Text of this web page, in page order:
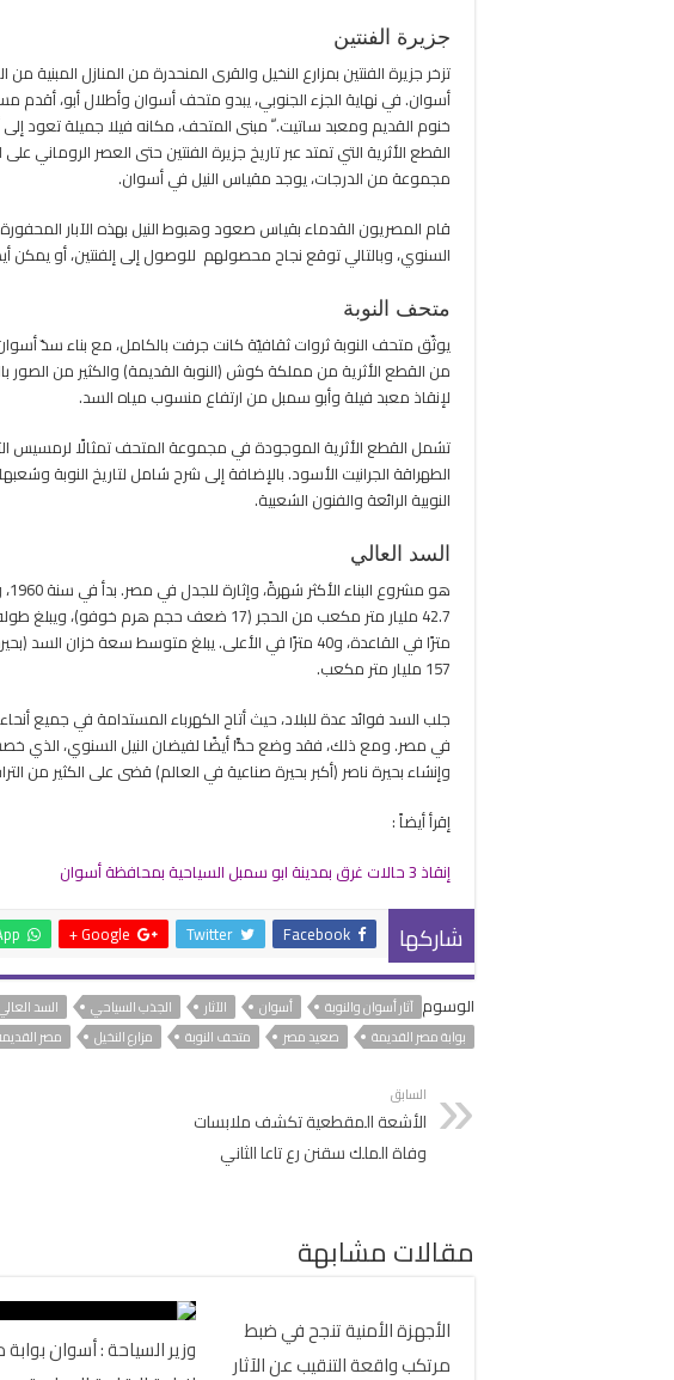
سياحية
لعشاق
التاريخ
مغلقة
جزيرة الفنتين
تزخر جزيرة الفنتين بمزارع النخيل والقرى المنحدرة من المنازل
أسوان. في نهاية الجزء الجنوبي، يبدو متحف أسوان وأطلال أبو،
خنوم القديم ومعبد ساتيت. ّ مبنى المتحف، مكانه فيلا جميلة تعود
القطع الأثرية التي تمتد عبر تاريخ جزيرة الفنتين حتى العصر الروماني
مجموعة من الدرجات، يوجد مقياس النيل في أسوان.
قام المصريون القدماء بقياس صعود وهبوط النيل بهذه الآبار
السنوي، وبالتالي توقع نجاح محصولهم للوصول إلى إلفنتين، أو يمكن
متحف النوبة
يوثّق متحف النوبة ثروات ثقافيّة كانت جرفت بالكامل، مع بناء سدّ
من القطع الأثرية من مملكة كوش (النوبة القديمة) والكثير من
لإنقاذ معبد فيلة وأبو سمبل من ارتفاع منسوب مياه السد.
تشمل القطع الأثرية الموجودة في مجموعة المتحف تمثالًا لرمسيس
الطهراقة الجرانيت الأسود. بالإضافة إلى شرح شامل لتاريخ النوبة
النوبية الرائعة والفنون الشعبية.
السد العالي
157 مليار متر مكعب.
جلب السد فوائد عدة للبلاد، حيث أتاح الكهرباء المستدامة في جميع
في مصر. ومع ذلك، فقد وضع حدًّا أيضًا لفيضان النيل السنوي، الذي
وإنشاء بحيرة ناصر (أكبر بحيرة صناعية في العالم) قضى على الكثير من
إقرأ أيضاً :
إنقاذ 3 حالات غرق بمدينة ابو سمبل السياحية بمحافظة أسوان
شاركها Facebook
Twitter
Google +
الوسوم آثار أسوان والنوبة أسوان الآثار الجذب السياحي السد
بوابة مصر القديمة
صعيد مصر متحف النوبة مزارع النخيل مصر
السابق
الأشعة المقطعية تكشف ملابسات
وفاة الملك سقنن رع تاعا الثاني
مقالات مشابهة
الأجهزة الأمنية تنجح في ضبط
مرتكب واقعة التنقيب عن الآثار
وزير السياحة : أسوان